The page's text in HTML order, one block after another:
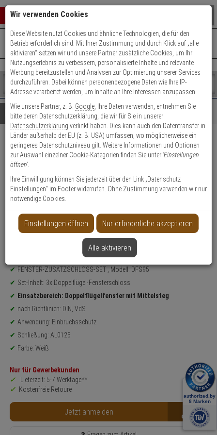
Warenkorb schließen
0 ARTIKEL IM WARENKORB
Ihr Warenkorb ist momentan leer.
Ergebnisse ()
Fertig
Shop
durchsuchen
Bitte
geben
Sie
mindestens
Zeichen
ein,
um
Suche
Es
wurde
noch
Kategorien
Suche
gestartet
+49 (0)821 899 493-0Mo. - Do.: 8:00 - 16:30 | Fr.: 8:00 - 14:00 Uhr
Kontaktservice nutzen
Details Beratung
3er ABUS DFS95 W AL0125
Fensterschloss, weiß
Produktmerkmale
Datenblatt drucken
FENSTER-ZUSATZSCHLOSS-SET , Modell: DFS95
Set-Inhalt: 3x Doppelflügel-Fensterschloss
Einsatzbereich: Doppelflügelfenster mit Mittelsteg
nach Richtlinien: DIN, VdS
Anwendung: Einbruchsschutz
Schließung: AL0125
Farbe: Weiß
Nur für Gewerbekunden
Lieferzeit: 5-7 Werktage**
Kostenfreie Retoure
Jetzt anmelden
Wir verwenden Cookies
Diese Website nutzt Cookies und ähnliche Technologien, die für den
Betrieb erforderlich sind. Mit Ihrer Zustimmung und durch Klick auf „alle
aktivieren“ setzen wir und unsere Partner zusätzliche Cookies, um Ihr
Nutzungserlebnis zu verbessern, personalisierte Inhalte und relevante
Werbung bereitzustellen und Analysen zur Optimierung unserer Services
durchzuführen. Dabei können personenbezogene Daten wie Ihre IP-
Adresse verarbeitet werden, um Inhalte an Ihre Interessen anzupassen.
Wie unsere Partner, z. B. Google , Ihre Daten verwenden, entnehmen Sie
bitte deren Datenschutzerklärung, die wir für Sie in unserer
Datenschutzerklärung verlinkt haben. Dies kann auch den Datentransfer in
Länder außerhalb der EU (z. B. USA) umfassen, wo möglicherweise ein
geringeres Datenschutzniveau gilt. Weitere Informationen und Optionen
zur Auswahl einzelner Cookie-Kategorien finden Sie unter 'Einstellungen
öffnen'.
Ihre Einwilligung können Sie jederzeit über den Link „Datenschutz
Einstellungen“ im Footer widerrufen. Ohne Zustimmung verwenden wir nur
notwendige Cookies.
Einstellungen öffnen Nur erforderliche akzeptieren
Alle aktivieren